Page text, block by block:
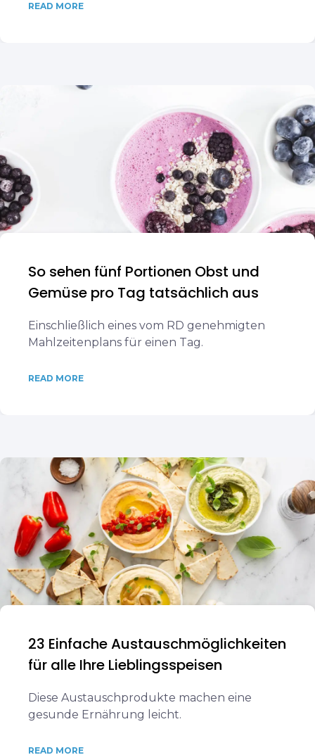
READ MORE
So sehen fünf Portionen Obst und
Gemüse pro Tag tatsächlich aus
Einschließlich eines vom RD genehmigten
Mahlzeitenplans für einen Tag.
READ MORE
23 Einfache Austauschmöglichkeiten
für alle Ihre Lieblingsspeisen
Diese Austauschprodukte machen eine
gesunde Ernährung leicht.
READ MORE